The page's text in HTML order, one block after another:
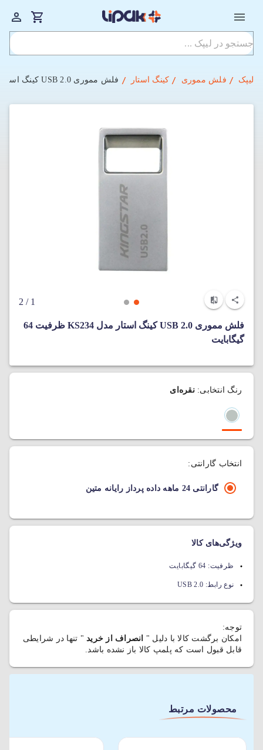
لیپک فلش مموری کینگ استار فلش مموری USB 2.0 کینگ استار مدل KS234 ظرفیت 64 گیگابایت
1
/ 2
فلش مموری USB 2.0 کینگ استار مدل KS234 ظرفیت 64
گیگابایت
رنگ انتخابی:نقره‌ای
انتخاب گارانتی:
گارانتی 24 ماهه داده پرداز رایانه متین
ویژگی‌های کالا
ظرفیت: 64 گیگابایت
نوع رابط: USB 2.0
توجه:
امکان برگشت کالا با دلیل "
انصراف از خرید " تنها در شرایطی
قابل قبول است که پلمپ کالا باز نشده باشد.
محصولات مرتبط